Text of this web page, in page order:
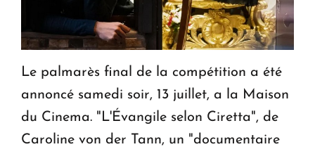
Le palmarès final de la compétition a été
annoncé samedi soir, 13 juillet, a la Maison
du Cinema. "L'Évangile selon Ciretta", de
Caroline von der Tann, un "documentaire